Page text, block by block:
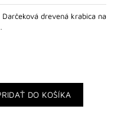
drevená krabica na
DO KOŠÍKA